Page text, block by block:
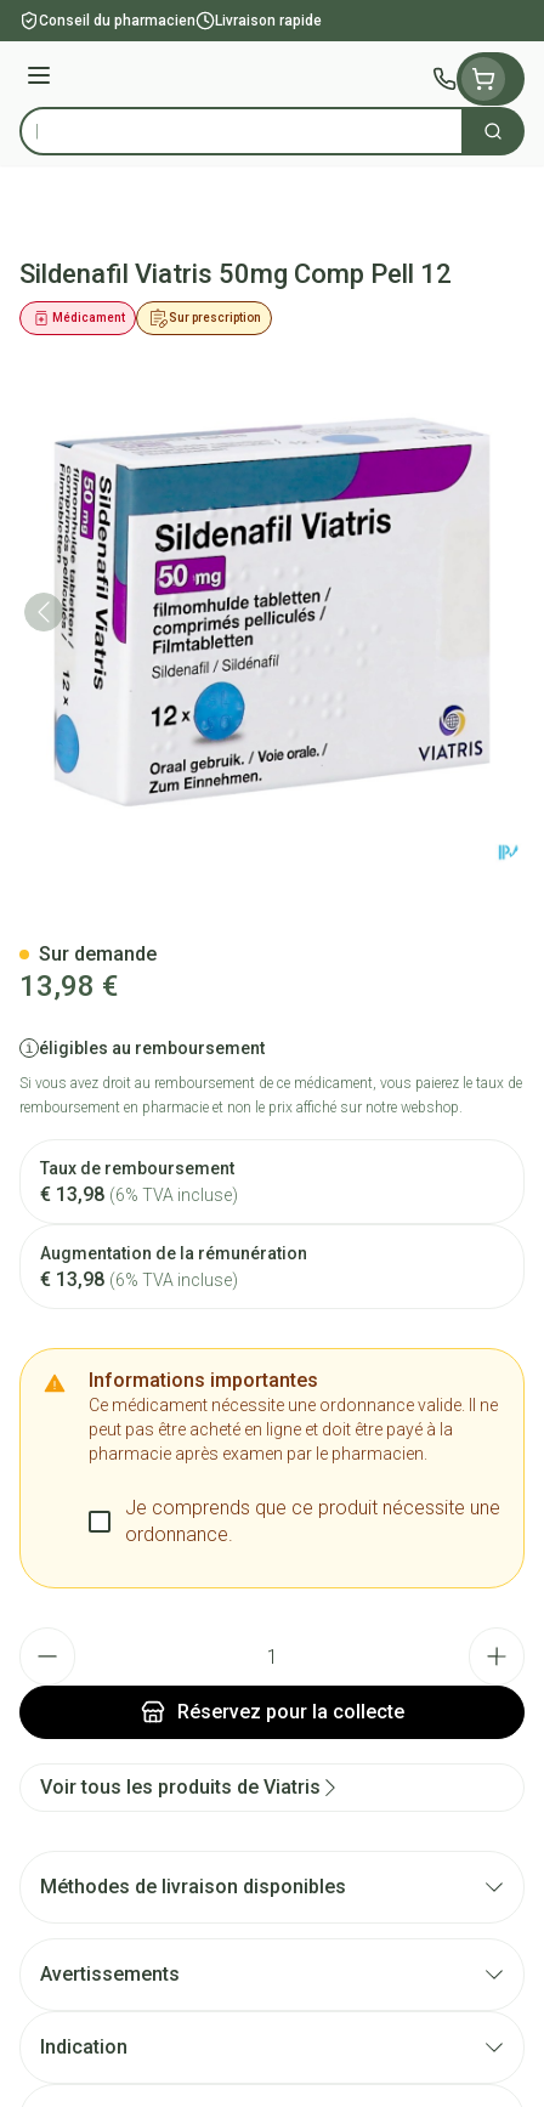
Aller au contenu
Conseil du pharmacien Livraison rapide
Menu
Rechercher
Sildenafil Viatris 50mg Comp Pell 12
Sur prescription
Médicament
13,98 €
éligibles au remboursement
Si vous avez droit au remboursement de ce médicament, vous paierez le taux de
remboursement en pharmacie et non le prix affiché sur notre webshop.
Taux de remboursement
€ 13,98 (6% TVA incluse)
Augmentation de la rémunération
€ 13,98 (6% TVA incluse)
Informations importantes
Ce médicament nécessite une ordonnance valide. Il ne
peut pas être acheté en ligne et doit être payé à la
pharmacie après examen par le pharmacien.
Je comprends que ce produit nécessite une
ordonnance.
Réservez pour la collecte
Sur demande
Voir tous les produits de Viatris
Méthodes de livraison disponibles
Avertissements
Indication